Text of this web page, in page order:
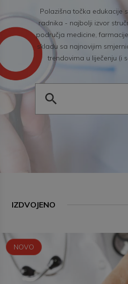
Polazišna točka edukacije
radnika - najbolji izvor
područja medicine,
skladu sa najnovijim
trendovima u liječenju (i
IZDVOJENO
NOVO